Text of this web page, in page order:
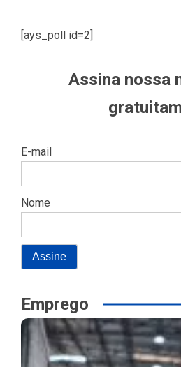
[ays_poll id=2]
Assina nossa
E-mail
Nome
Emprego